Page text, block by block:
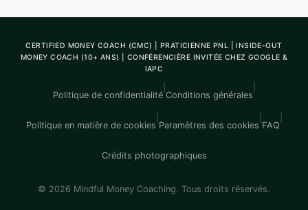
CERTIFIED MONEY COACH (CMC) | PRATICIENNE PNL | INSIDE-OUT
MONEY COACH (10+ ANS) | CONFÉRENCIÈRE INVITÉE CHEZ GOOGLE &
IAPC
Politique de confidentialité Conditions générales
Politique en matière de cookies Paramètres des cookies FAQ
Crédits photographiques
© 2026 Mindful Money Coaching. Tous droits réservés.